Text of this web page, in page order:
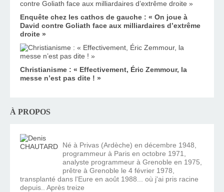
Enquête chez les cathos de gauche : « On joue à
David contre Goliath face aux milliardaires d’extrême
droite »
Christianisme : « Effectivement, Éric Zemmour, la
messe n’est pas dite ! »
À PROPOS
Né à Privas (Ardèche) en décembre 1948,
programmeur à Paris en octobre 1971,
analyste programmeur à Grenoble en 1975,
prêtre à Grenoble le 4 février 1978,
transplanté dans l'Eure en août 1988... où j'ai pris racine
depuis.. Après treize